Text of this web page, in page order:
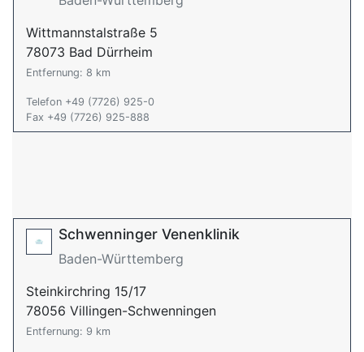
Wittmannstalstraße 5
78073 Bad Dürrheim
Entfernung: 8 km
Telefon +49 (7726) 925-0
Fax +49 (7726) 925-888
Schwenninger Venenklinik
Baden-Württemberg
Steinkirchring 15/17
78056 Villingen-Schwenningen
Entfernung: 9 km